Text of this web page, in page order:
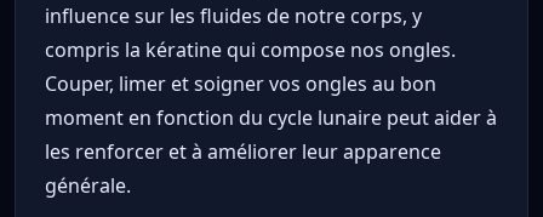
influence sur les fluides de notre corps, y
compris la kératine qui compose nos ongles.
Couper, limer et soigner vos ongles au bon
moment en fonction du cycle lunaire peut aider à
les renforcer et à améliorer leur apparence
générale.